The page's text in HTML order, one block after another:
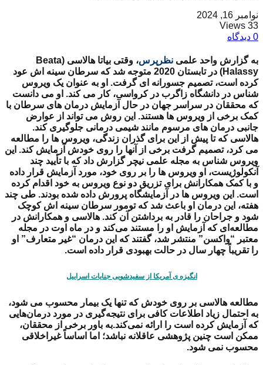
نوامبر 16, 2024
33 Views
0 دیدگاه
به گزارش واحد علمی نظرپرس
، وقتی بیاتا هالاسی (Beata
Halassy) در تابستان 2020 متوجه شد که سرطان سینه اش عود
کرده است، تصمیم جسورانه ای گرفت. او به عنوان یک ویروس
شناس در دانشگاه زاگرب در کرواسی، کار می کند. او می دانست
که محققان در سراسر جهان در حال آزمایش درمان های سرطان با
کمک برخی از ویروس ها هستند. این روش می تواند از عوارض
جانبی درمان های مرسوم مانند شیمی درمانی جلوگیری کند.
هالاسی که تا پیش از این برای گذران زندگی، ویروس ها را مطالعه
می کرد، تصمیم گرفت برخی از آنها را روی خودش آزمایش کند. این
ویروس شناس به مجله علمی نیچر گزارش داد که با تأیید چند
آنکولوژیست‌، او ویروس ها را بر روی خود، مورد آزمایش قرار داده
و با کمک همکارانش برای تزریق دو نوع ویروس به خود اقدام کرده
است. این ویروس ها در آزمایشگاه پرورش داده شده بودند. طی چند
هفته، این درمان او باعث شد که تومور سرطان سینه اش کوچک
شود و جراحان را قادر به برداشتن آن کند. هالاسی و همکارانش در
مطالعه‌ای که آزمایش او را مستند می‌کند و در ماه اوت در مجله
معتبر “واکسن” منتشر شد، گفتند که این درمان “غیر متعارف” او
را تقریباً چهار سال در حالت بهبودی قرار داده است.
انگیزه ی آمریکا از سفیدشویی جنایات اسراییل
مطالعه هالاسی بر روی خودش که تنها یک بیمار محسوب می شود،
به احتمال زیاد اطلاعات کافی برای نتیجه‌گیری در مورد درمان‌هایی
که آزمایش کرده است را ارائه نمی‌کند.به باور برخی از محققان،
ممکن است چنین پژوهشی عاقلانه نباشد؛ اما اساساً غیراخلاقی
محسوب نمی شود.